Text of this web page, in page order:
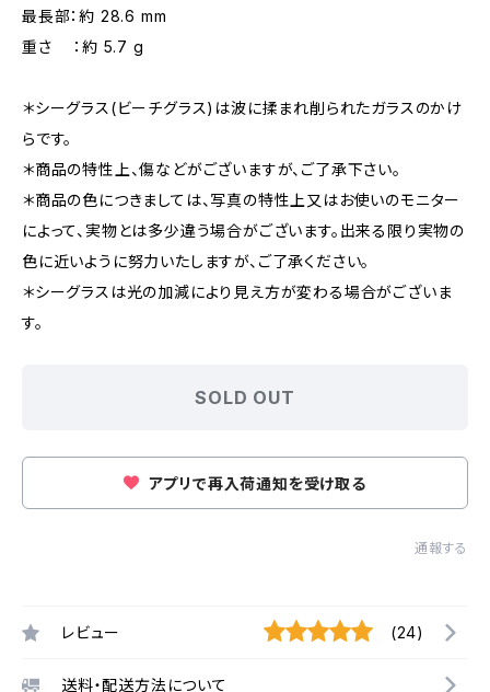
最長部：約 28.6 mm
重さ ：約 5.7 g
＊シーグラス(ビーチグラス)は波に揉まれ削られたガラスのかけ
らです。
＊商品の特性上、傷などがございますが、ご了承下さい。
＊商品の色につきましては、写真の特性上又はお使いのモニター
によって、実物とは多少違う場合がございます。出来る限り実物の
色に近いように努力いたしますが、ご了承ください。
＊シーグラスは光の加減により見え方が変わる場合がございま
す。
SOLD OUT
アプリで再入荷通知を受け取る
通報する
レビュー (24)
送料・配送方法について